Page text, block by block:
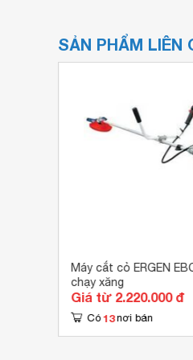
SẢN PHẨM LIÊN
Máy cắt cỏ ERGEN
chạy xăng
Giá từ 2.220.000 đ
Có 13 nơi bán